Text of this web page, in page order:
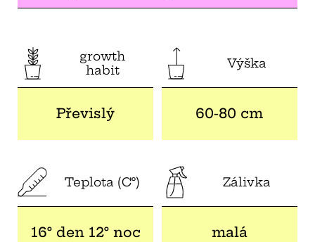
growth
habit
Převislý
Výška
60-80 cm
Teplota (C°)
16° den 12° noc
Zálivka
malá